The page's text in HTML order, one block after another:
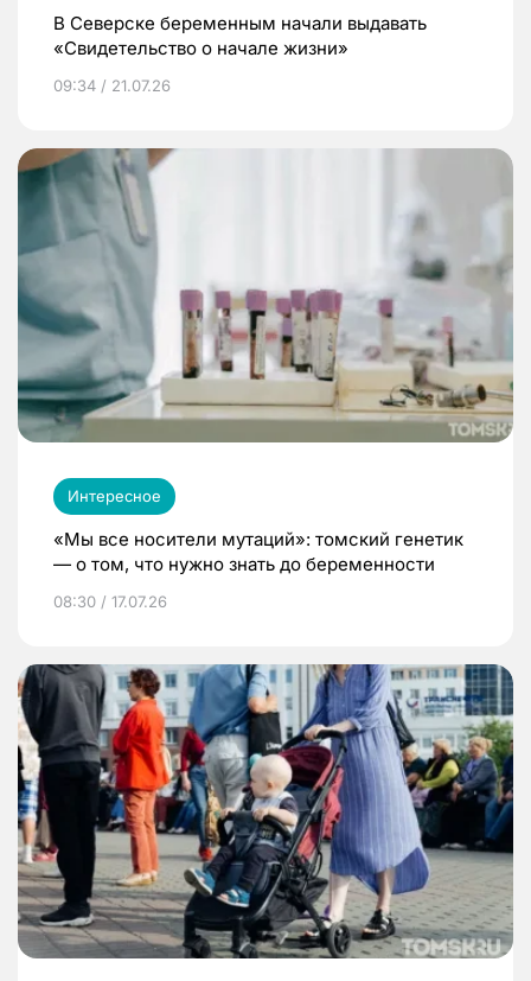
В Северске беременным начали выдавать
«Свидетельство о начале жизни»
09:34 / 21.07.26
Интересное
«Мы все носители мутаций»: томский генетик
— о том, что нужно знать до беременности
08:30 / 17.07.26